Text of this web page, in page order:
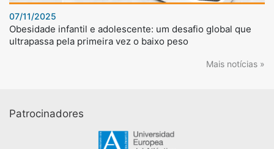
07/11/2025
Obesidade infantil e adolescente: um desafio global que
ultrapassa pela primeira vez o baixo peso
Mais notícias »
Patrocinadores